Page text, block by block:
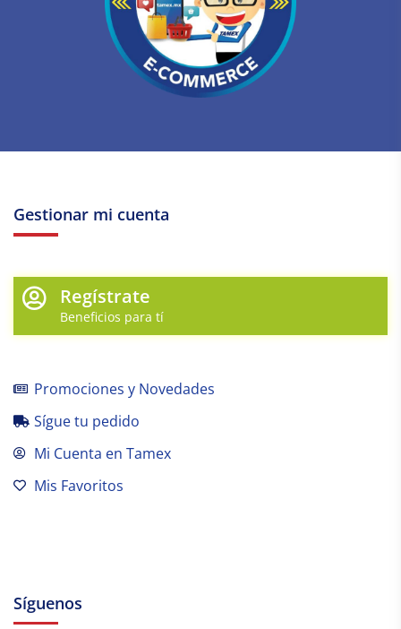
Gestionar mi cuenta
Regístrate
Beneficios para tí
Promociones y Novedades
Sígue tu pedido
Mi Cuenta en Tamex
Mis Favoritos
Síguenos